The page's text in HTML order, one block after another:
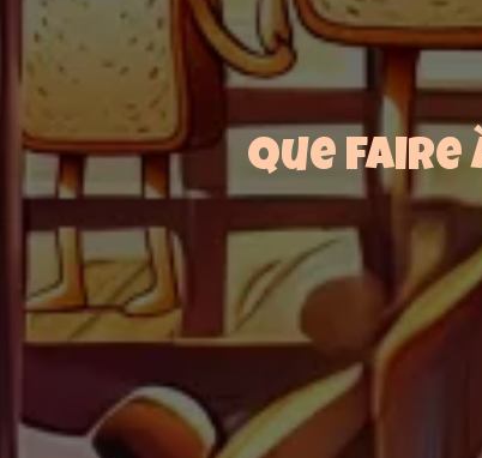
Que faire